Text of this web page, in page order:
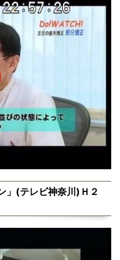
」(テレビ神奈川)Ｈ２